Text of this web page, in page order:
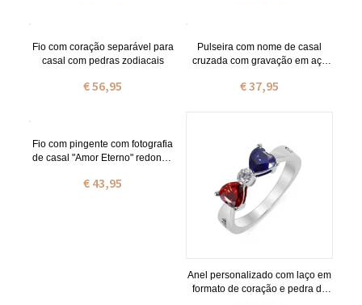
Fio com coração separável para
casal com pedras zodiacais
€ 56,95
Pulseira com nome de casal
cruzada com gravação em aço
€ 37,95
Fio com pingente com fotografia
de casal "Amor Eterno" redondo
€ 43,95
Anel personalizado com laço em
formato de coração e pedra de